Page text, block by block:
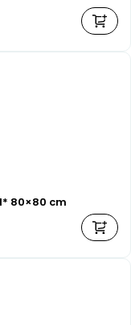
80×80 cm